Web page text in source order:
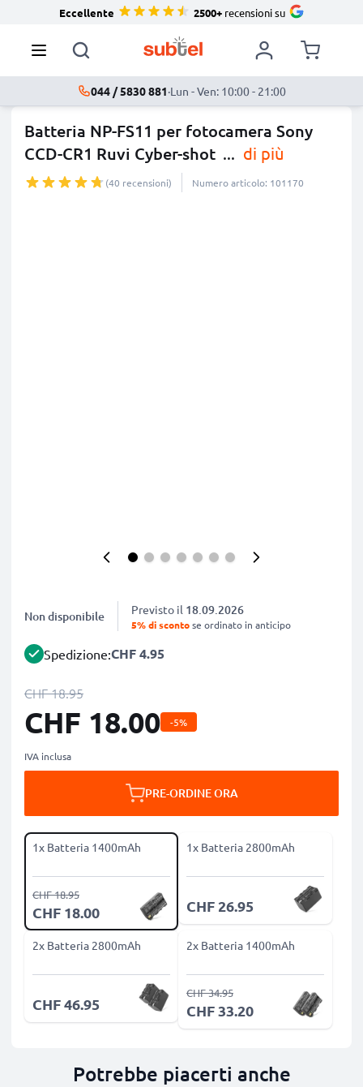
Eccellente 2500+recensioni su
044 / 5830 881·Lun - Ven: 10:00 - 21:00
Batteria NP-FS11 per fotocamera Sony
CCD-CR1 Ruvi Cyber-shot ... di più
(40 recensioni) Numero articolo: 101170
Non disponibile Previsto il 18.09.2026
5% di scontose ordinato in anticipo
Spedizione:CHF 4.95
CHF 18.95
CHF 18.00 -5%
IVA inclusa
PRE-ORDINE ORA
1x Batteria 1400mAh
CHF 18.00
CHF 18.95
1x Batteria 2800mAh
CHF 26.95
2x Batteria 2800mAh
CHF 46.95
2x Batteria 1400mAh
CHF 33.20
CHF 34.95
Potrebbe piacerti anche